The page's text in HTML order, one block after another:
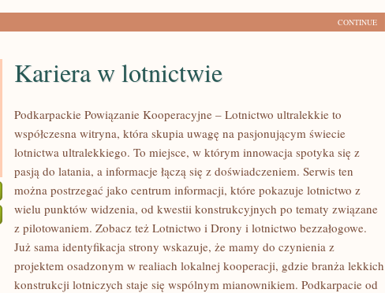
CONTINUE
KARIERA
LOTNICTWIE
Kariera w lotnictwie
Podkarpackie Powiązanie Kooperacyjne – Lotnictwo ultralekkie to
współczesna witryna, która skupia uwagę na pasjonującym świecie
lotnictwa ultralekkiego. To miejsce, w którym innowacja spotyka się z
pasją do latania, a informacje łączą się z doświadczeniem. Serwis ten
można postrzegać jako centrum informacji, które pokazuje lotnictwo z
wielu punktów widzenia, od kwestii konstrukcyjnych po tematy związane
z pilotowaniem. Zobacz też Lotnictwo i Drony i lotnictwo bezzałogowe.
Już sama identyfikacja strony wskazuje, że mamy do czynienia z
projektem osadzonym w realiach lokalnej kooperacji, gdzie branża lekkich
konstrukcji lotniczych staje się wspólnym mianownikiem. Podkarpacie od